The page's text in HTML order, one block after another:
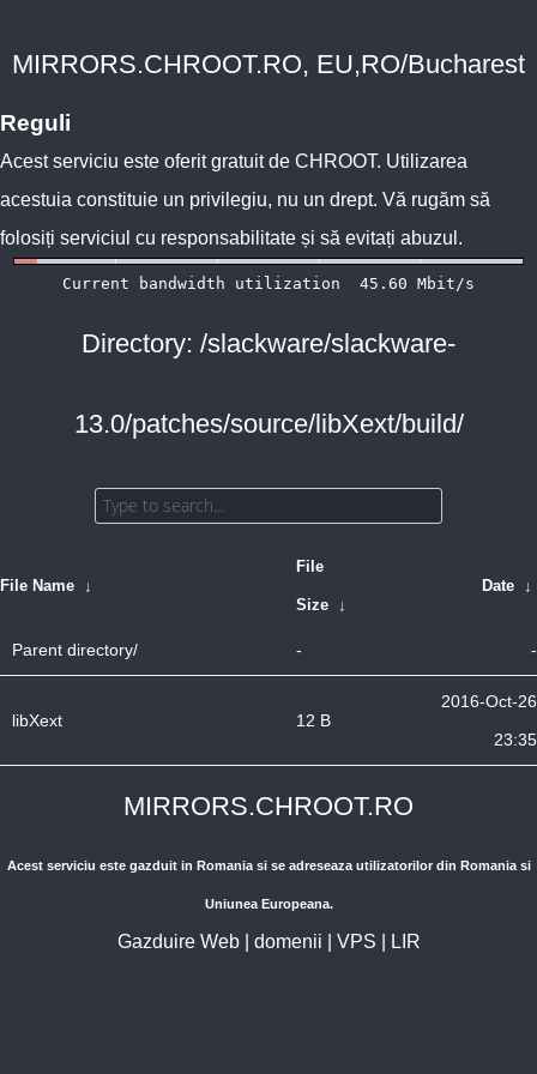
MIRRORS.CHROOT.RO, EU,RO/Bucharest
Reguli
Acest serviciu este oferit gratuit de CHROOT. Utilizarea
acestuia constituie un privilegiu, nu un drept. Vă rugăm să
folosiți serviciul cu responsabilitate și să evitați abuzul.
Directory: /slackware/slackware-
13.0/patches/source/libXext/build/
File Name ↓
File
Size ↓
Date ↓
Parent directory/ - -
libXext 12 B
2016-Oct-26
23:35
MIRRORS.CHROOT.RO
Acest serviciu este gazduit in Romania si se adreseaza utilizatorilor din Romania si
Uniunea Europeana.
Gazduire Web| domenii VPS LIR